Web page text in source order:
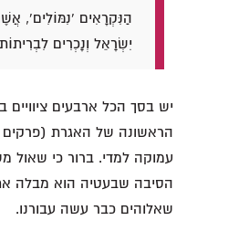
הַנִּקְרָאִים 'נִמּוֹלִים',
יִשְׂרָאֵל וְנָכְרִים
יש בסך הכל ארבעים
עמוקה למדי. ברור כי שאול
הסיבה שבעטיה הוא מבלה
שאלוהים כבר עשה עבורנו.